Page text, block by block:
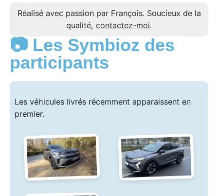
Réalisé avec passion par François. Soucieux de la
qualité, contactez-moi.
📷 Les Symbioz des
participants
Les véhicules livrés récemment apparaissent en
premier.